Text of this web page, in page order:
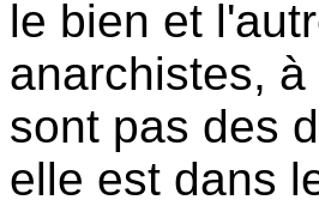
le bien et
anarchistes,
sont pas des
elle est dans